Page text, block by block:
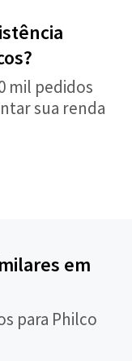
mil pedidos
sua renda
em
para Philco